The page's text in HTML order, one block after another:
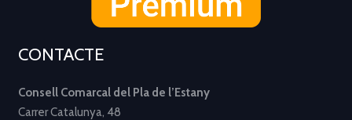
CONTACTE
Consell Comarcal del Pla de l’Estany
Carrer Catalunya, 48